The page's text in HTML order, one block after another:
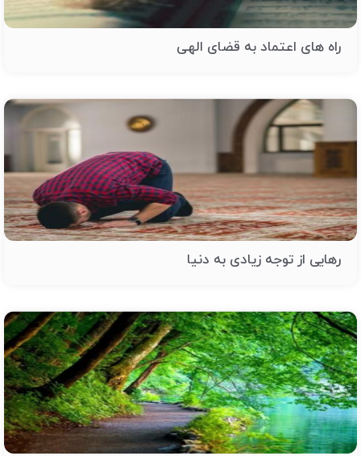
راه های اعتماد به قضای الهی
رهایی از توجه زیادی به دنیا